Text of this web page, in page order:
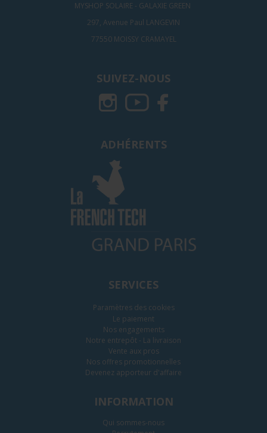
MYSHOP SOLAIRE - GALAXIE GREEN
297, Avenue Paul LANGEVIN
77550 MOISSY CRAMAYEL
SUIVEZ-NOUS
ADHÉRENTS
SERVICES
Paramètres des cookies
Le paiement
Nos engagements
Notre entrepôt - La livraison
Vente aux pros
Nos offres promotionnelles
Devenez apporteur d'affaire
INFORMATION
Qui sommes-nous